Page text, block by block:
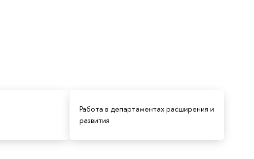
Работа в департаментах расширения и
развития